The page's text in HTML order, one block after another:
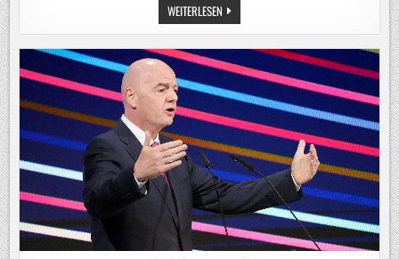
WEITERLESEN SCHUTZ
VOR
DEMENZ:
DIESE
14
RISIKOFAKTOREN
SOLLTEN
SIE
AUSSCHALTEN